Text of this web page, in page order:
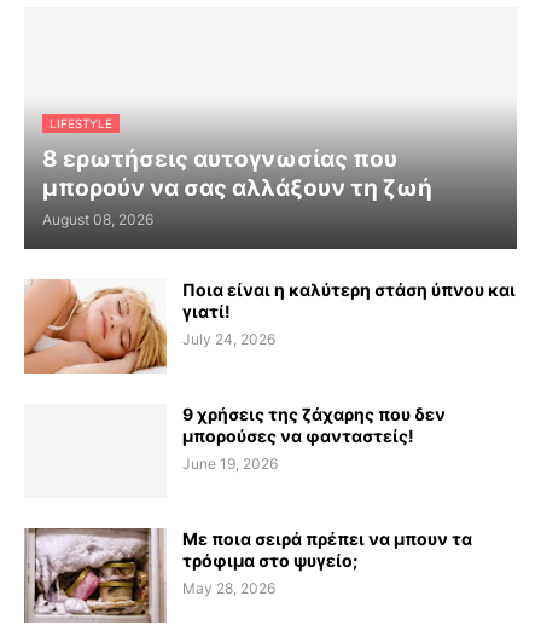
LIFESTYLE
8 ερωτήσεις αυτογνωσίας που
μπορούν να σας αλλάξουν τη ζωή
August 08, 2026
Ποια είναι η καλύτερη στάση ύπνου και
γιατί!
July 24, 2026
9 χρήσεις της ζάχαρης που δεν
μπορούσες να φανταστείς!
June 19, 2026
Με ποια σειρά πρέπει να μπουν τα
τρόφιμα στο ψυγείο;
May 28, 2026